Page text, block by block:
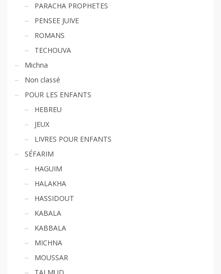
PARACHA PROPHETES
PENSEE JUIVE
ROMANS
TECHOUVA
Michna
Non classé
POUR LES ENFANTS
HEBREU
JEUX
LIVRES POUR ENFANTS
SÉFARIM
HAGUIM
HALAKHA
HASSIDOUT
KABALA
KABBALA
MICHNA
MOUSSAR